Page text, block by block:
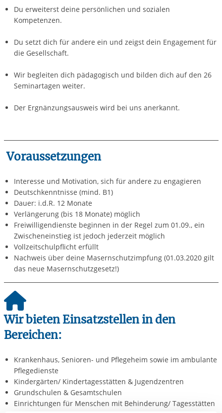
Du erweiterst deine persönlichen und sozialen
Kompetenzen.
Du setzt dich für andere ein und zeigst dein Engagement für
die Gesellschaft.
Wir begleiten dich pädagogisch und bilden dich auf den 26
Seminartagen weiter.
Der Ergnänzungsausweis wird bei uns anerkannt.
Voraussetzungen
Interesse und Motivation, sich für andere zu engagieren
Deutschkenntnisse (mind. B1)
Dauer: i.d.R. 12 Monate
Verlängerung (bis 18 Monate) möglich
Freiwilligendienste beginnen in der Regel zum 01.09., ein
Zwischeneinstieg ist jedoch jederzeit möglich
Vollzeitschulpflicht erfüllt
Nachweis über deine Masernschutzimpfung (01.03.2020 gilt
das neue Masernschutzgesetz!)
Wir bieten Einsatzstellen in den
Bereichen:
Krankenhaus, Senioren- und Pflegeheim sowie im ambulante
Pflegedienste
Kindergärten/ Kindertagesstätten & Jugendzentren
Grundschulen & Gesamtschulen
Einrichtungen für Menschen mit Behinderung/ Tagesstätten